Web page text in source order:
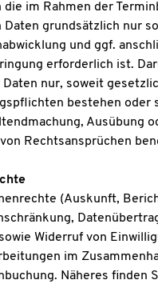
die im Rahmen der
grundsätzlich nur
und ggf.
erforderlich ist.
Daten nur, soweit
bestehen oder
Ausübung
Rechtsansprüchen
(Auskunft,
Widerruf von
im
Näheres finden